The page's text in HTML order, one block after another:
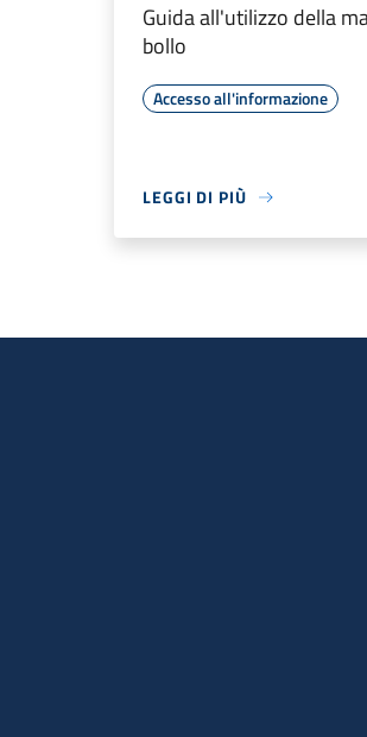
Guida all'utilizzo della
bollo
Accesso all'informazione
LEGGI DI PIÙ